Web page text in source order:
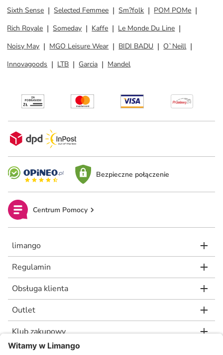
Sixth Sense
Selected Femmee Sm?folk
POM POMe
Rich Royale
Someday Kaffe
Le Monde Du Line
Noisy May
MGO Leisure Wear BIDI BADU
O`Neill
Innovagoods
LTB Garcia Mandel
Bezpieczne połączenie
Centrum Pomocy
limango
Regulamin
Obsługa klienta
Outlet
Klub zakupowy